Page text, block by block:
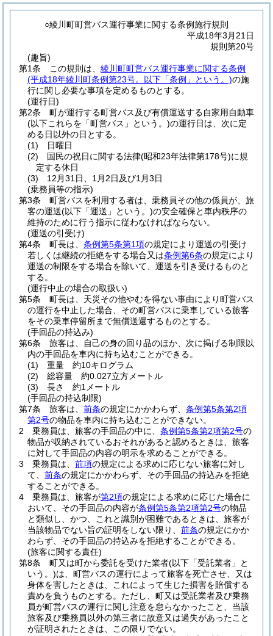
○綾川町町営バス運行事業に関する条例施行規則
平成18年3月21日
規則第20号
(趣旨)
第1条
この規則は、 綾川町町営バス運行事業に関する条例
(平成18年綾川町条例第23号。以下「条例」という。)の施
行に関し必要な事項を定めるものとする。
(運行日)
第2条
町が運行する町営バス及び有償運送する自家用自動車
(以下これらを「町営バス」という。)の運行日は、次に定
める日以外の日とする。
(1)
日曜日
(2)
国民の祝日に関する法律(昭和23年法律第178号)に規
定する休日
(3)
12月31日、1月2日及び1月3日
(乗務員等の指示)
第3条
町営バスを利用する者は、乗務員その他の係員が、旅
客の運送(以下「運送」という。)の安全確保と車内秩序の
維持のために行う指示に従わなければならない。
(運送の引受け)
第4条
町長は、 条例第5条第1項の規定により運送の引受け
若しくは継続の拒絶をする場合又は条例第6条の規定により
運送の制限をする場合を除いて、運送を引き受けるものと
する。
(運行中止の場合の取扱い)
第5条
町長は、天災その他やむを得ない事由により町営バス
の運行を中止した場合、その町営バスに乗車している旅客
をその乗車停留所まで無償送還するものとする。
(手回品の持込み)
第6条
旅客は、自己の身の回り品のほか、次に掲げる制限以
内の手回品を車内に持ち込むことができる。
(1)
重量 約10キログラム
(2)
総容量 約0.027立方メートル
(3)
長さ 約1メートル
(手回品の持込制限)
第7条
旅客は、 前条の規定にかかわらず、 条例第5条第2項
第2号の物品を車内に持ち込むことができない。
2
乗務員は、旅客の手回品の中に、 条例第5条第2項第2号の
物品が収納されているおそれがあると認めるときは、旅客
に対して手回品の内容の明示を求めることができる。
3
乗務員は、 前項の規定による求めに応じない旅客に対し
て、 前条の規定にかかわらず、その手回品の持込みを拒絶
することができる。
4
乗務員は、旅客が第2項の規定による求めに応じた場合に
おいて、その手回品の内容が条例第5条第2項第2号の物品
と類似し、かつ、これと識別が困難であるときは、旅客が
当該物品でない旨の証明をしない限り、 前条の規定にかか
わらず、その手回品の持込みを拒絶することができる。
(旅客に関する責任)
第8条
町又は町から委託を受けた業者(以下「受託業者」と
いう。)は、町営バスの運行によって旅客を死亡させ、又は
身体を害したときは、これによって生じた損害を賠償する
責めを負うものとする。 ただし、町又は受託業者及び乗務
員が町営バスの運行に関し注意を怠らなかったこと、当該
旅客及び乗務員以外の第三者に故意又は過失があったこと
が証明されたときは、この限りでない。